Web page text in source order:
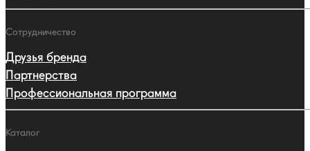
Сотрудничество
Друзья бренда
Партнерства
Профессиональная программа
Каталог